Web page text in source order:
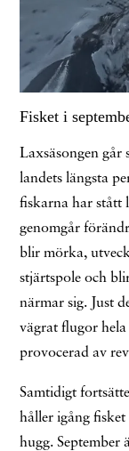
Fisket i
Laxsäsongen går
landets längsta
fiskarna har stått
genomgår
blir mörka,
stjärtspole och
närmar sig. Just
vägrat flugor
provocerad av
Samtidigt
håller igång
hugg.